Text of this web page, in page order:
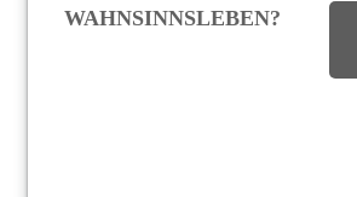
WAHNSINNSLEBEN?